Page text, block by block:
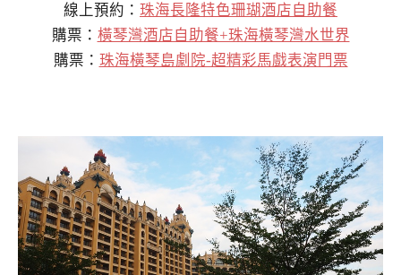
線上預約： 珠海長隆特色珊瑚酒店自助餐
購票： 橫琴灣酒店自助餐+珠海橫琴灣水世界
購票： 珠海橫琴島劇院-超精彩馬戲表演門票